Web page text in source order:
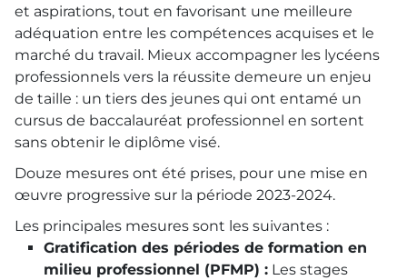
et aspirations, tout en favorisant une meilleure
adéquation entre les compétences acquises et le
marché du travail. Mieux accompagner les lycéens
professionnels vers la réussite demeure un enjeu
de taille : un tiers des jeunes qui ont entamé un
cursus de baccalauréat professionnel en sortent
sans obtenir le diplôme visé.
Douze mesures ont été prises, pour une mise en
œuvre progressive sur la période 2023-2024.
Les principales mesures sont les suivantes :
Gratification des périodes de formation en
milieu professionnel (PFMP) : Les stages